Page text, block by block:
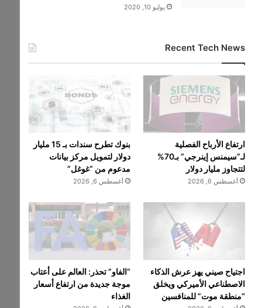
يوليو 10, 2020
Recent Tech News
ارتفاع الأرباح الفصلية
لـ”سيمنس إينرجي” بـ70%
لتتجاوز مليار دولار
أغسطس 6, 2026
بنوك تطرح سندات بـ 15 مليار
دولار لتمويل مركز بيانات
مدعوم من “غوغل”
أغسطس 6, 2026
اجتياح صيني يهز عرش الذكاء
الاصطناعي الأميركي ويخلق
“منطقة موت” للمنافسين
“الفاو” تحذر: العالم على أعتاب
موجة جديدة من ارتفاع أسعار
الغذاء